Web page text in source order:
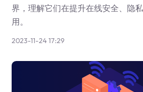
界，理解它们在提升在线安全、隐
用。
2023-11-24 17:29